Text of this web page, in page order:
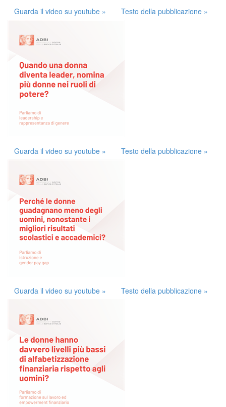
Guarda il video su youtube » Testo della pubblicazione »
Guarda il video su youtube » Testo della pubblicazione »
Guarda il video su youtube » Testo della pubblicazione »